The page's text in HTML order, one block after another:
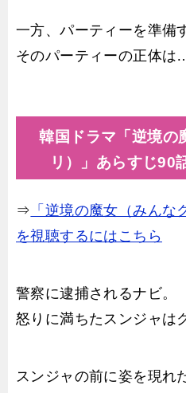
一方、パーティーを準備
そのパーティーの正体は
韓国ドラマ「逆境の
リ）」あらすじ90
⇒ 「逆境の魔女（みん
を視聴するにはこちら
警察に逮捕されるナビ。
怒りに満ちたスンジャは
スンジャの前に姿を現れ